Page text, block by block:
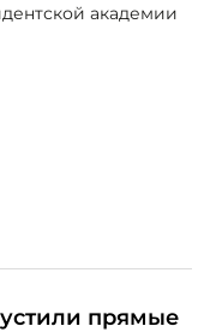
академии
прямые